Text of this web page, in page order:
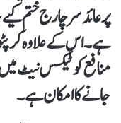
پر عائد سرچارج ختم
ہے۔ اس کے علاوہ
منافع کو ٹیکس نیٹ
جانے کا امکان ہے۔